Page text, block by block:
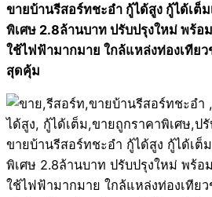
ขายบ้านรีสอร์ทชะอำ กู้ได้สูง กู้ได้เต็
พิเศษ 2.8ล้านบาท ปรับปรุงใหม่ พร้อ
ใช้ไฟฟ้ามากมาย ใกล้แหล่งท่องเทีย
สุดคุ้ม
ขายบ้านรีสอร์ทชะอำ กู้ได้สูง กู้ได้เต็
พิเศษ 2.8ล้านบาท ปรับปรุงใหม่ พร้อ
ใช้ไฟฟ้ามากมาย ใกล้แหล่งท่องเทีย